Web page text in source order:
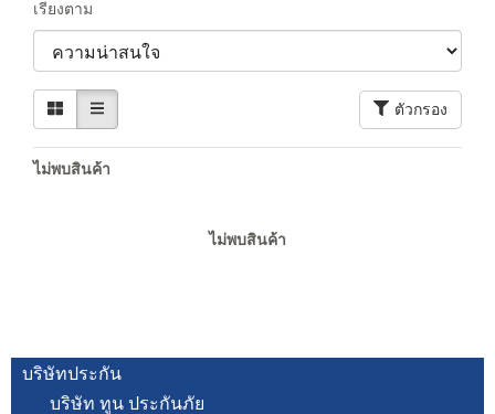
เรียงตาม
ตัวกรอง
ไม่พบสินค้า
ไม่พบสินค้า
บริษัทประกัน
บริษัท ทูน ประกันภัย